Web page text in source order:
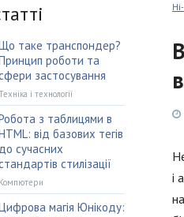
і
таке транспондер?
роботи та
застосування
і технології
з таблицями в
від базових тегів
до сучасних
стилізації
Компютери
магія Юнікоду: